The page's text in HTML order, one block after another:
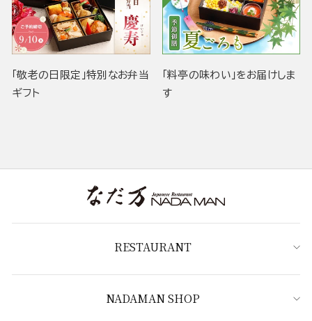
「敬老の日限定」特別なお弁当
ギフト
「料亭の味わい」をお届けしま
す
RESTAURANT
NADAMAN SHOP